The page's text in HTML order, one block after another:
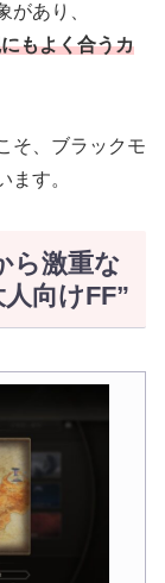
があり、
もよく合うカ
そ、ブラックモ
ます。
ら激重な
向けFF”